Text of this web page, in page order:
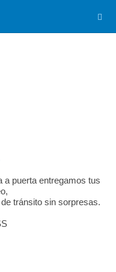
a puerta entregamos tus
tránsito sin sorpresas.